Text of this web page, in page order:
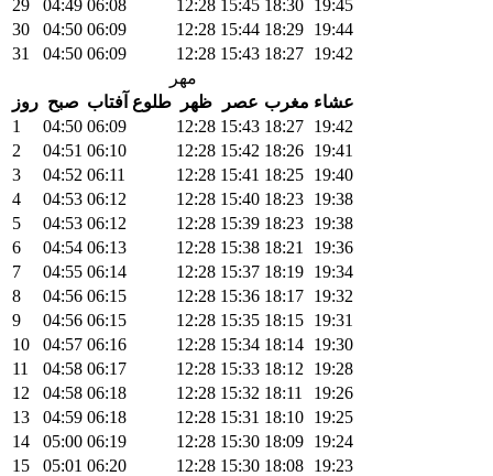
29 04:49 06:08 12:28 15:45 18:30 19:45
30
04:50 06:09 12:28 15:44 18:29 19:44
31
04:50 06:09 12:28 15:43 18:27 19:42
مهر
روز صبح طلوع آفتاب ظهر عصر مغرب عشاء
1
04:50 06:09 12:28 15:43 18:27 19:42
2
04:51 06:10 12:28 15:42 18:26 19:41
3
04:52 06:11 12:28 15:41 18:25 19:40
4
04:53 06:12 12:28 15:40 18:23 19:38
5
04:53 06:12 12:28 15:39 18:23 19:38
6
04:54 06:13 12:28 15:38 18:21
19:36
7
04:55 06:14 12:28 15:37 18:19 19:34
8
04:56 06:15 12:28 15:36 18:17 19:32
9
04:56 06:15 12:28 15:35 18:15 19:31
10
04:57 06:16 12:28 15:34 18:14 19:30
11
04:58 06:17 12:28 15:33 18:12
19:28
12
04:58 06:18 12:28 15:32 18:11
19:26
13
04:59 06:18 12:28 15:31 18:10 19:25
14
05:00 06:19 12:28 15:30 18:09 19:24
15
05:01 06:20 12:28 15:30 18:08 19:23